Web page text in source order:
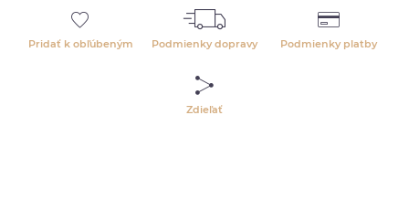
Pridať k obľúbeným Podmienky dopravy Podmienky platby
Zdieľať